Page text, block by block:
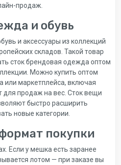
продаж.
и обувь
и аксессуары из коллекций
складов. Такой товар
сток брендовая одежда оптом
Можно купить оптом
или маркетплейса, включая
для продаж на вес. Сток вещи
быстро расширить
новые категории.
покупки
Если у мешка есть заранее
лотом — при заказе вы